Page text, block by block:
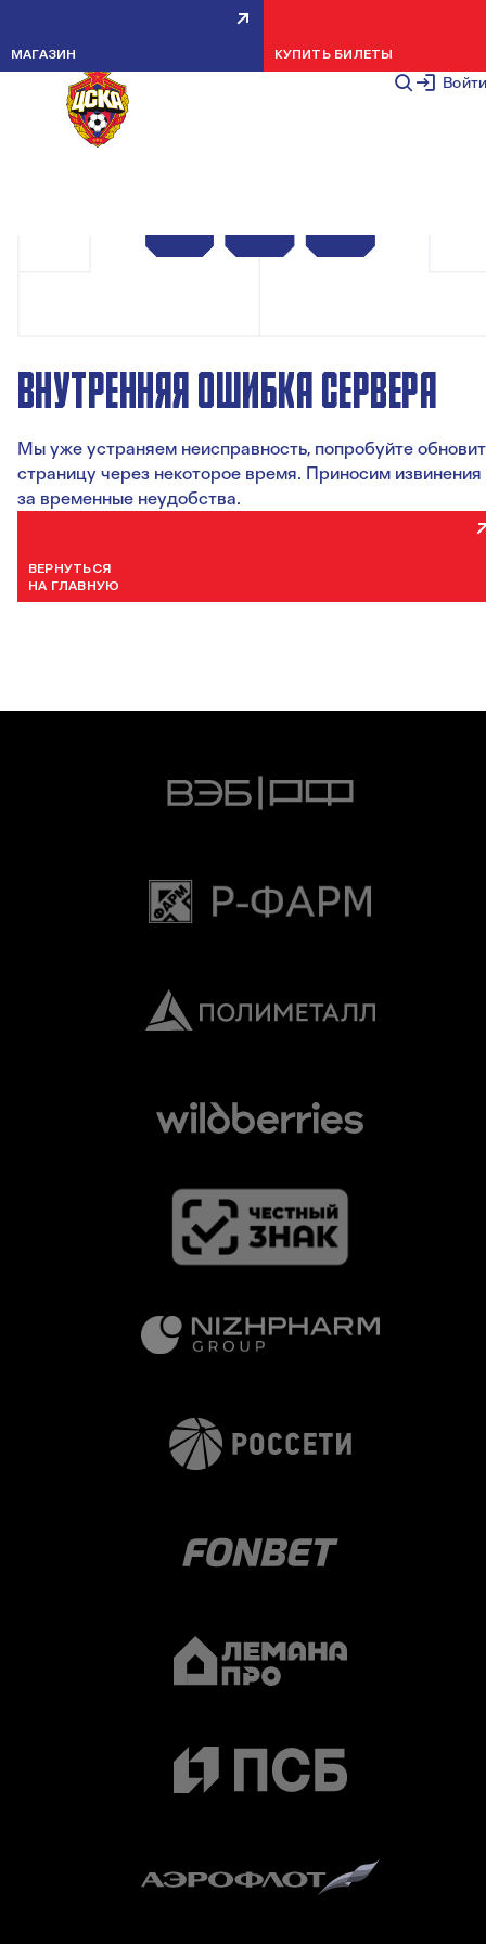
Войти
МАГАЗИН КУПИТЬ БИЛЕТЫ
ВНУТРЕННЯЯ ОШИБКА СЕРВЕРА
Мы уже устраняем неисправность, попробуйте
страницу через некоторое время. Приносим извинения
за временные неудобства.
ВЕРНУТЬСЯ
НА ГЛАВНУЮ